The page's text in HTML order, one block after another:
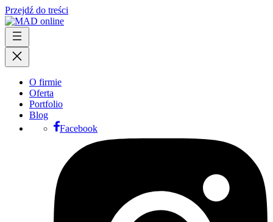
Przejdź do treści
O firmie
Oferta
Portfolio
Blog
Facebook